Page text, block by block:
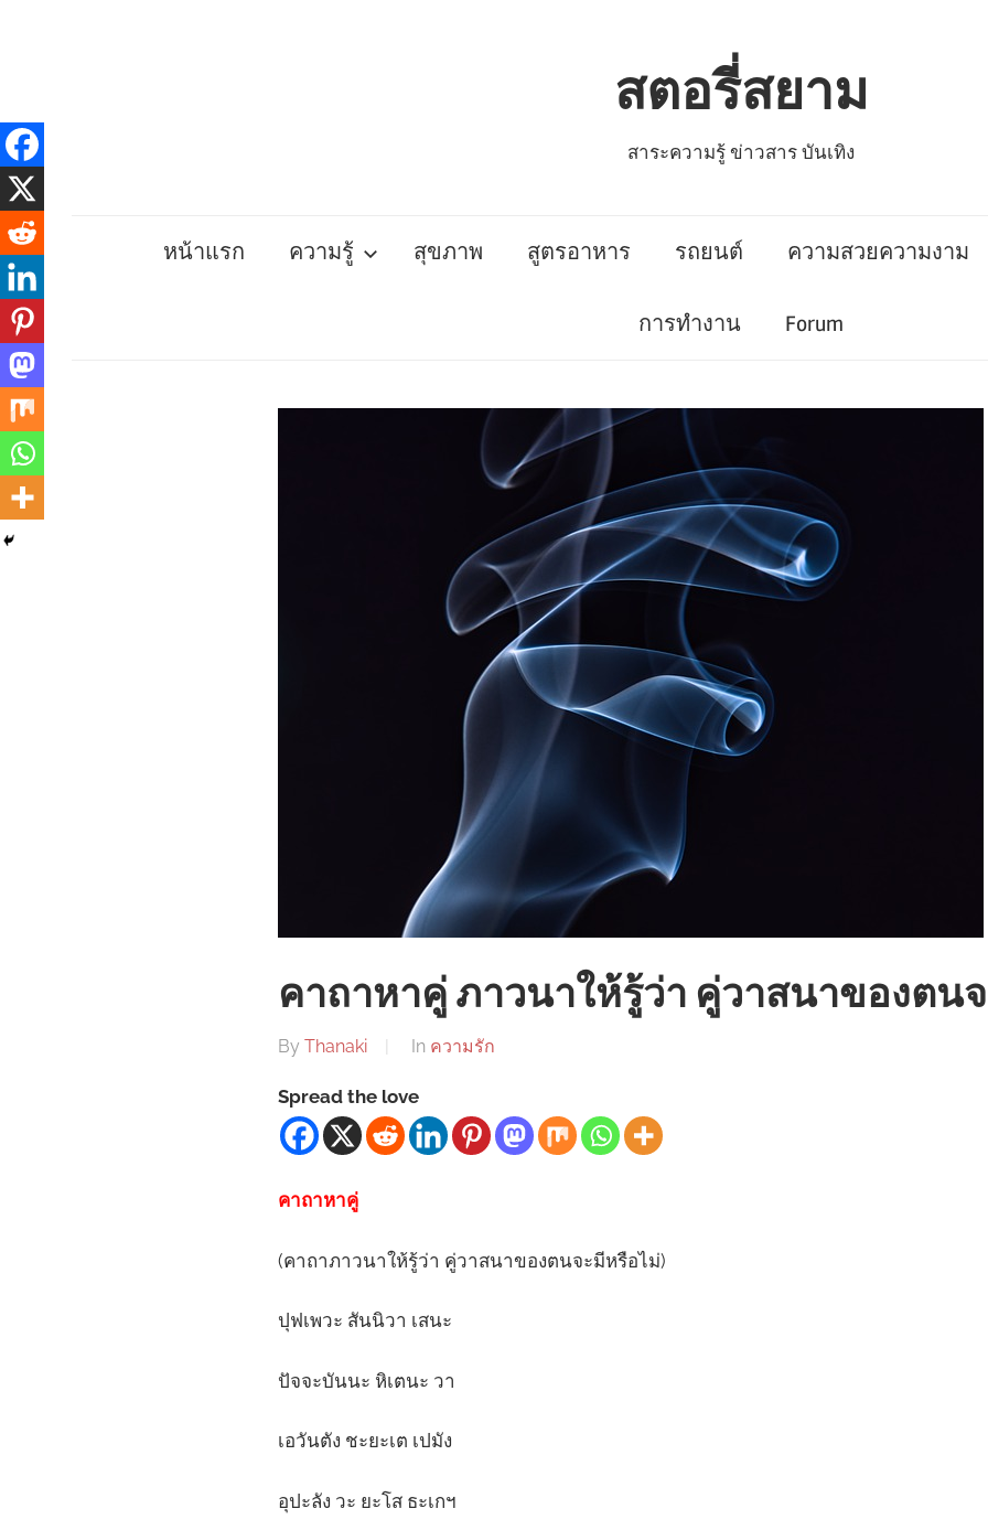
สตอรี่สยาม
สาระความรู้ ข่าวสาร บันเทิง
หน้าแรก ความรู้ สุขภาพ สูตรอาหาร รถยนต์ ความสวยความงาม
การทำงาน Forum
คาถาหาคู่ ภาวนาให้รู้ว่า คู่วาสนาของตน
By Thanaki In ความรัก
Spread the love
คาถาหาคู่
(คาถาภาวนาให้รู้ว่า คู่วาสนาของตนจะมีหรือไม่)
ปุฟเพวะ สันนิวา เสนะ
ปัจจะบันนะ หิเตนะ วา
เอวันตัง ชะยะเต เปมัง
อุปะลัง วะ ยะโส ธะเกฯ